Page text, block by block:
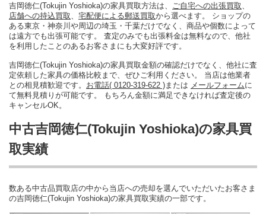
吉岡徳仁(Tokujin Yoshioka)の家具買取方法は、 ご自宅への出張買取
店舗への持込買取
宅配便による郵送買取から選べます。 ショップの
ある東京・神奈川や周辺の埼玉・千葉だけでなく、商品や個数によって
は遠方でも出張可能です。 査定のみでも出張料金は無料なので、他社
を利用したことのあるお客さまにも大変好評です。
吉岡徳仁(Tokujin Yoshioka)の家具買取金額の確認だけでなく、他社に査
定依頼した家具の価格比較まで、ぜひご利用ください。 当店は他業者
との相見積歓迎です。 お電話( 0120-319-622 ) または メールフォームに
て無料見積りが可能です。 もちろん金額に満足できなければ査定後の
キャンセルOK。
中古吉岡徳仁(Tokujin Yoshioka)の家具買
取実績
数ある中古品買取店の中から当店への売却を選んでいただいたお客さま
の吉岡徳仁(Tokujin Yoshioka)の家具買取実績の一部です。